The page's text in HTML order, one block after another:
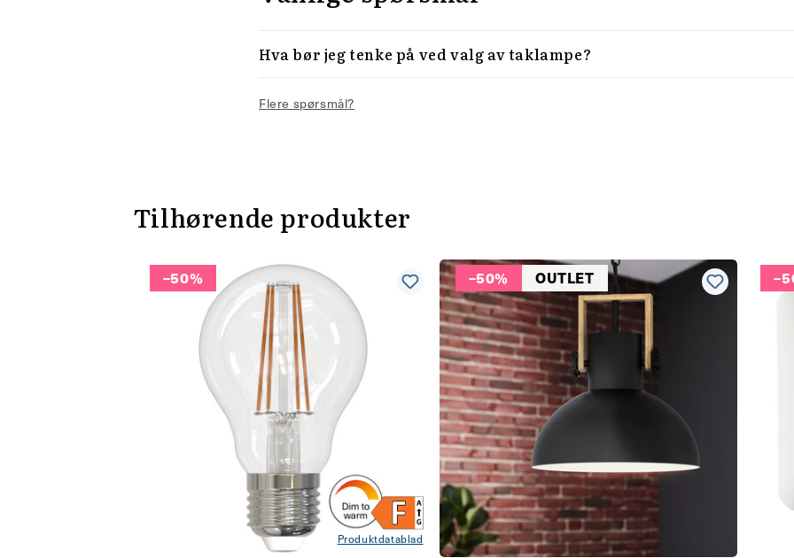
Hva bør jeg tenke på ved valg av taklampe?
Flere spørsmål?
Tilhørende produkter
–50%
Produktdatablad
–50% OUTLET